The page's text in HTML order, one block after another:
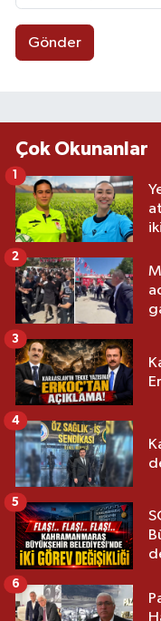
Gönder
Çok Okunanlar
1
2
3
4
5
6